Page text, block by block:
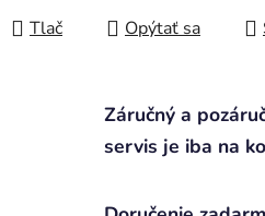
Tlač Opýtať sa
Záručný a
servis je iba na